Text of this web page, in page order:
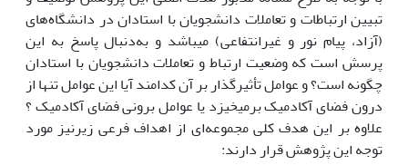
تبیین ارتباطات و تعاملات دانشجویان با استادان در دانشگاه‌های
(آزاد، پیام نور و غیرانتفاعی) می­باشد و به‌دنبال پاسخ به این
پرسش است که وضعیت ارتباط و تعاملات دانشجویان با استادان
چگونه است؟ و عوامل تأثیرگذار بر آن کدامند آیا این عوامل تنها از
درون فضای آکادمیک برمی­خیزد یا عوامل برونی فضای آکادمیک ؟
علاوه بر این هدف کلی مجموعه‌ای از اهداف فرعی زیرنیز مورد
توجه این پژوهش قرار دارند: